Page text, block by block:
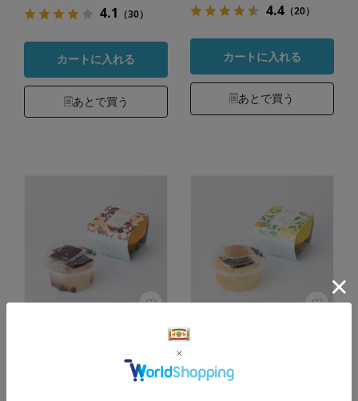
4.1 （30）
カートに入れる
あとで買う
4.4（20）
カートに入れる
あとで買う
カラー：粒あんとコーヒー
ハイカラあんみつ
カラー：レモンあんと抹茶